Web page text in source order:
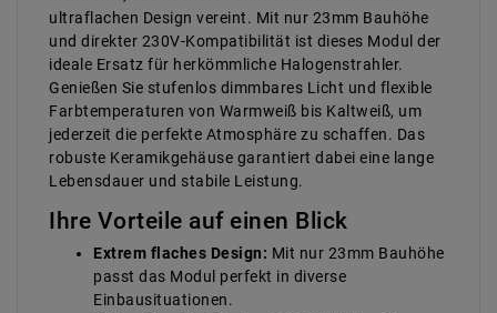
ultraflachen Design vereint. Mit nur 23mm Bauhöhe
und direkter 230V-Kompatibilität ist dieses Modul der
ideale Ersatz für herkömmliche Halogenstrahler.
Genießen Sie stufenlos dimmbares Licht und flexible
Farbtemperaturen von Warmweiß bis Kaltweiß, um
jederzeit die perfekte Atmosphäre zu schaffen. Das
robuste Keramikgehäuse garantiert dabei eine lange
Lebensdauer und stabile Leistung.
Ihre Vorteile auf einen Blick
Extrem flaches Design: Mit nur 23mm Bauhöhe
passt das Modul perfekt in diverse
Einbausituationen.